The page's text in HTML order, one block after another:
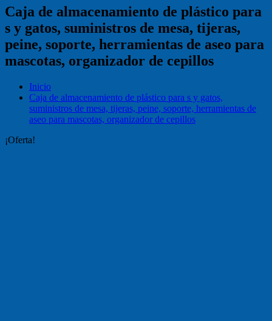
Caja de almacenamiento de plástico para
s y gatos, suministros de mesa, tijeras,
peine, soporte, herramientas de aseo para
mascotas, organizador de cepillos
Inicio
Caja de almacenamiento de plástico para s y gatos,
suministros de mesa, tijeras, peine, soporte, herramientas de
aseo para mascotas, organizador de cepillos
¡Oferta!